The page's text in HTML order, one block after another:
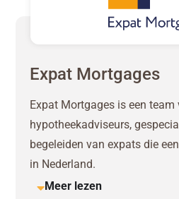
Expat Mortgages
Expat Mortgages is een
hypotheekadviseurs,
begeleiden van expats die
in Nederland.
Meer lezen